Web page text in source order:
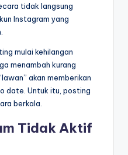
tidak langsung
Instagram yang
mulai kehilangan
menambah kurang
akan memberikan
date. Untuk itu, posting
berkala.
Tidak Aktif